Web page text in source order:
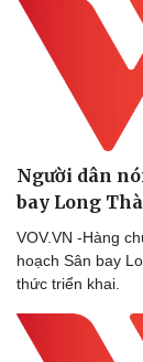
Người dân
bay Long
VOV.VN -Hàng
hoạch Sân bay
thức triển khai.